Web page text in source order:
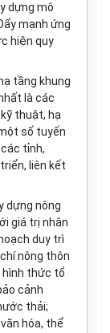
dựng mô
mạnh ứng
hiện quy
tầng khung
là các
thuật, hạ
số tuyến
tỉnh,
liên kết
dựng nông
giá trị nhân
duy trì
nông thôn
hình thức tổ
cảnh
thải;
hóa, thể